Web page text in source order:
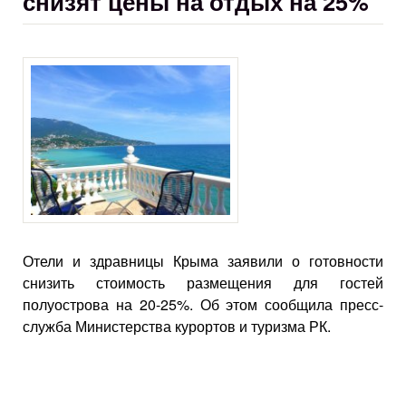
Отели и здравницы Крыма заявили о готовности
снизить стоимость размещения для гостей
полуострова на 20-25%. Об этом сообщила пресс-
служба Министерства курортов и туризма РК.